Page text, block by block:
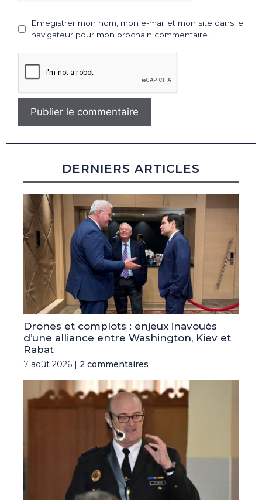
Enregistrer mon nom, mon e-mail et mon site dans le
navigateur pour mon prochain commentaire.
DERNIERS ARTICLES
Drones et complots : enjeux inavoués
d’une alliance entre Washington, Kiev et
Rabat
7 août 2026 | 2 commentaires